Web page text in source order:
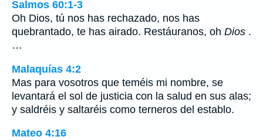
Salmos 60:1-3
Oh Dios, tú nos has rechazado, nos has
quebrantado, te has airado. Restáuranos, oh Dios .
…
Malaquías 4:2
Mas para vosotros que teméis mi nombre, se
levantará el sol de justicia con la salud en sus alas;
y saldréis y saltaréis como terneros del establo.
Mateo 4:16